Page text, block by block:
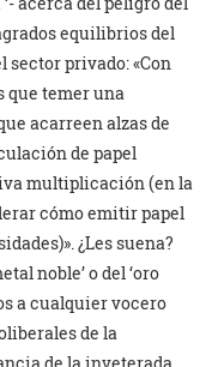
equilibrios del
privado: «Con
que temer una
acarreen alzas de
de papel
multiplicación (en la
cómo emitir papel
¿Les suena?
noble’ o del ‘oro
a cualquier vocero
de la